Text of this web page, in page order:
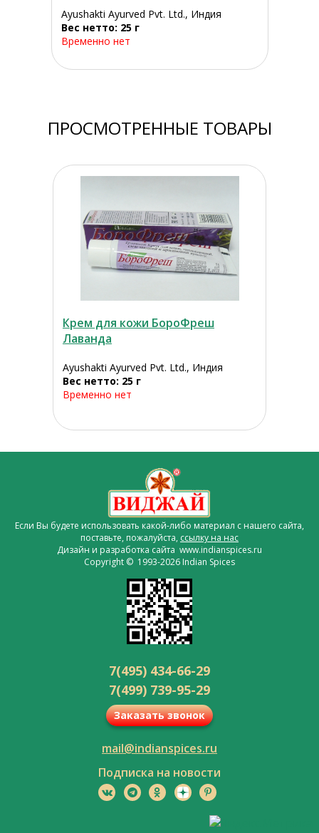
Ayushakti Ayurved Pvt. Ltd., Индия
Вес нетто: 25 г
Временно нет
ПРОСМОТРЕННЫЕ ТОВАРЫ
Крем для кожи БороФреш
Лаванда
Ayushakti Ayurved Pvt. Ltd., Индия
Вес нетто: 25 г
Временно нет
Если Вы будете использовать какой-либо материал с нашего сайта,
поставьте, пожалуйста, ссылку на нас
Дизайн и разработка сайта www.indianspices.ru
Copyright © 1993-2026 Indian Spices
7(495) 434-66-29
7(499) 739-95-29
Заказать звонок
mail@indianspices.ru
Подписка на новости